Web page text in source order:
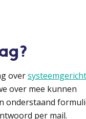
over
over mee kunnen
onderstaand
per mail.